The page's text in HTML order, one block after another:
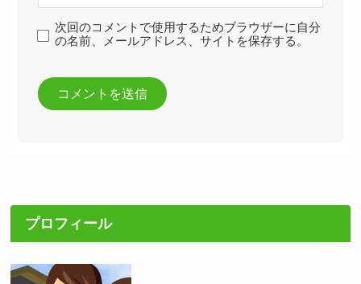
次回のコメントで使用するためブラウザーに自分
の名前、メールアドレス、サイトを保存する。
プロフィール